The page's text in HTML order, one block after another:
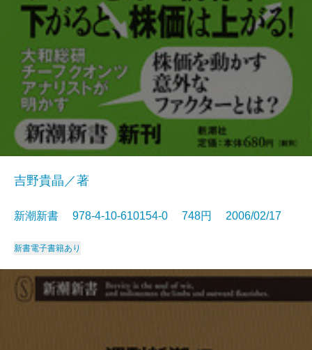
吉野貴晶／著
新潮新書 978-4-10-610154-0 748円 2006/02/17
新書電子書籍あり